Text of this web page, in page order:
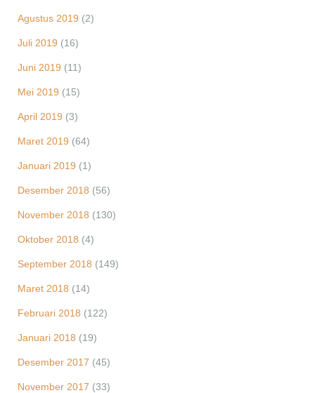
Agustus 2019 (2)
Juli 2019 (16)
Juni 2019 (11)
Mei 2019 (15)
April 2019 (3)
Maret 2019 (64)
Januari 2019 (1)
Desember 2018 (56)
November 2018 (130)
Oktober 2018 (4)
September 2018 (149)
Maret 2018 (14)
Februari 2018 (122)
Januari 2018 (19)
Desember 2017 (45)
November 2017 (33)